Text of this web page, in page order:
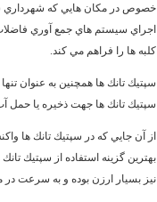
خصوص در مكان هايي كه شهرداري
اجراي س‍يستم هاي جمع آوري فاضلاب
كلبه ها را فراهم مي كند.
سپتيك تانك ها همچنين به عنوان
سپتيك تانك ها جهت ذخيره يا حمل
از آن جايي كه در سپتيك تانك ها
بهترين گزينه استفاده از سپتيك
نيز بسيار ارزن بوده و به سرعت